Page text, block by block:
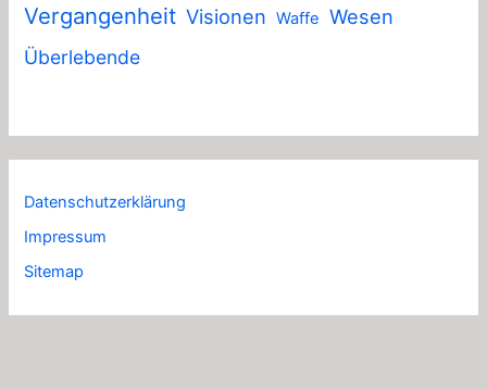
Vergangenheit Visionen Waffe Wesen
Überlebende
Datenschutzerklärung
Impressum
Sitemap